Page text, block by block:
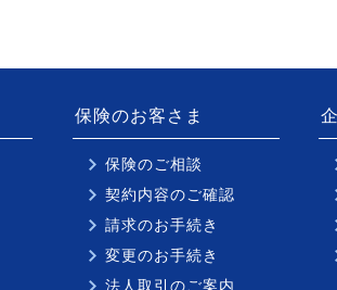
保険のお客さま
保険のご相談
契約内容のご確認
請求のお手続き
変更のお手続き
法人取引のご案内